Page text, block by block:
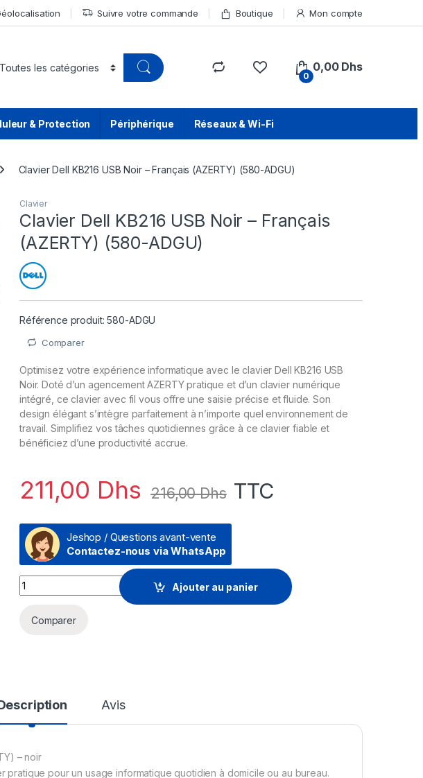
Suivre votre commande Boutique Mon compte
0
0,00 Dhs
& Protection Périphérique Réseaux & Wi-Fi
Clavier Dell KB216 USB Noir – Français (AZERTY) (580-ADGU)
Clavier
Clavier Dell KB216 USB Noir – Français
(AZERTY) (580-ADGU)
Référence produit: 580-ADGU
Comparer
Optimisez votre expérience informatique avec le clavier Dell KB216 USB
Noir. Doté d’un agencement AZERTY pratique et d’un clavier numérique
intégré, ce clavier avec fil vous offre une saisie précise et fluide. Son
design élégant s’intègre parfaitement à n’importe quel environnement de
travail. Simplifiez vos tâches quotidiennes grâce à ce clavier fiable et
bénéficiez d’une productivité accrue.
211,00 Dhs 216,00Dhs TTC
Jeshop / Questions avant-vente
Contactez-nous via WhatsApp
Clavier Dell KB216 USB Noir - Français (AZERTY) (580-ADGU) quantity
Ajouter au panier
Comparer
Avis
– noir
pratique pour un usage informatique quotidien à domicile ou au bureau.